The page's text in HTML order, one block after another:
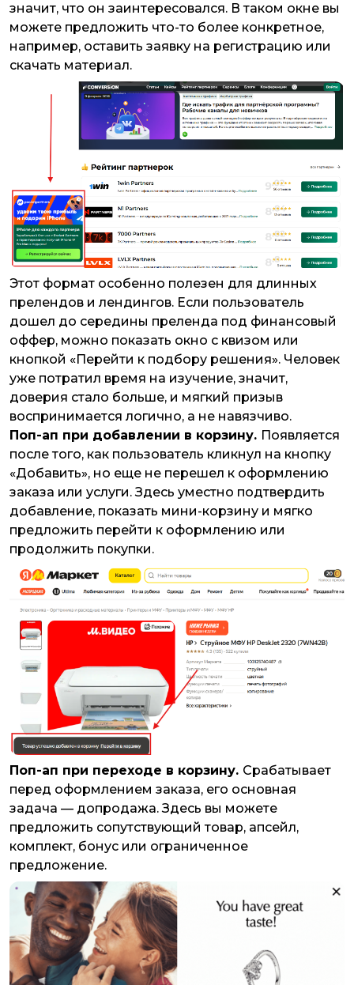
значит, что он заинтересовался. В таком окне вы
можете предложить что-то более конкретное,
например, оставить заявку на регистрацию или
скачать материал.
Этот формат особенно полезен для длинных
прелендов и лендингов. Если пользователь
дошел до середины преленда под финансовый
оффер, можно показать окно с квизом или
кнопкой «Перейти к подбору решения». Человек
уже потратил время на изучение, значит,
доверия стало больше, и мягкий призыв
воспринимается логично, а не навязчиво.
Поп-ап при добавлении в корзину. Появляется
после того, как пользователь кликнул на кнопку
«Добавить», но еще не перешел к оформлению
заказа или услуги. Здесь уместно подтвердить
добавление, показать мини-корзину и мягко
предложить перейти к оформлению или
продолжить покупки.
Поп-ап при переходе в корзину. Срабатывает
перед оформлением заказа, его основная
задача — допродажа. Здесь вы можете
предложить сопутствующий товар, апсейл,
комплект, бонус или ограниченное
предложение.